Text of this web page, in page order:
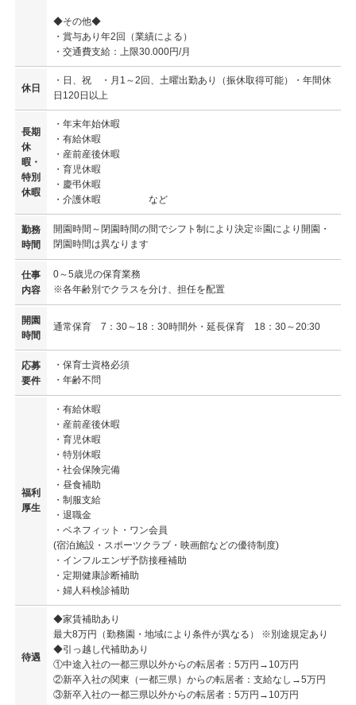
◆その他◆
・賞与あり年2回（業績による）
・交通費支給：上限30.000円/月
休日
・日、祝 ・月1～2回、土曜出勤あり（振休取得可能）・年間休
日120日以上
長期
休
暇・
特別
休暇
・年末年始休暇
・有給休暇
・産前産後休暇
・育児休暇
・慶弔休暇
・介護休暇 など
勤務
時間
開園時間～閉園時間の間でシフト制により決定※園により開園・
閉園時間は異なります
仕事
内容
0～5歳児の保育業務
※各年齢別でクラスを分け、担任を配置
開園
時間
通常保育 7：30～18：30時間外・延長保育 18：30～20:30
応募
要件
・保育士資格必須
・年齢不問
福利
厚生
・有給休暇
・産前産後休暇
・育児休暇
・特別休暇
・社会保険完備
・昼食補助
・制服支給
・退職金
・ベネフィット・ワン会員
(宿泊施設・スポーツクラブ・映画館などの優待制度)
・インフルエンザ予防接種補助
・定期健康診断補助
・婦人科検診補助
待遇
◆家賃補助あり
最大8万円（勤務園・地域により条件が異なる） ※別途規定あり
◆引っ越し代補助あり
①中途入社の一都三県以外からの転居者：5万円→10万円
②新卒入社の関東（一都三県）からの転居者：支給なし→5万円
③新卒入社の一都三県以外からの転居者：5万円→10万円